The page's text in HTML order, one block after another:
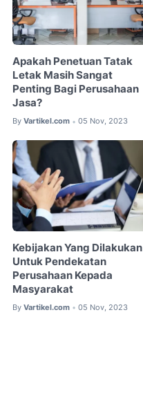
Apakah Penetuan Tatak
Letak Masih Sangat
Penting Bagi Perusahaan
Jasa?
By Vartikel.com • 05 Nov, 2023
Kebijakan Yang Dilakukan
Untuk Pendekatan
Perusahaan Kepada
Masyarakat
By Vartikel.com • 05 Nov, 2023